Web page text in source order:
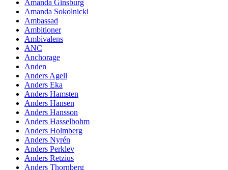
Amanda Ginsburg
Amanda Sokolnicki
Ambassad
Ambitioner
Ambivalens
ANC
Anchorage
Anden
Anders Agell
Anders Eka
Anders Hamsten
Anders Hansen
Anders Hansson
Anders Hasselbohm
Anders Holmberg
Anders Nyrén
Anders Perklev
Anders Retzius
Anders Thornberg